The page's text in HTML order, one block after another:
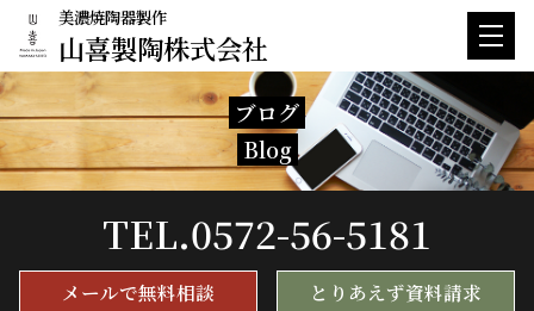
美濃焼陶器製作
山喜製陶株式会社
ブログ
Blog
TEL.0572-56-5181
メールで無料相談 とりあえず資料請求